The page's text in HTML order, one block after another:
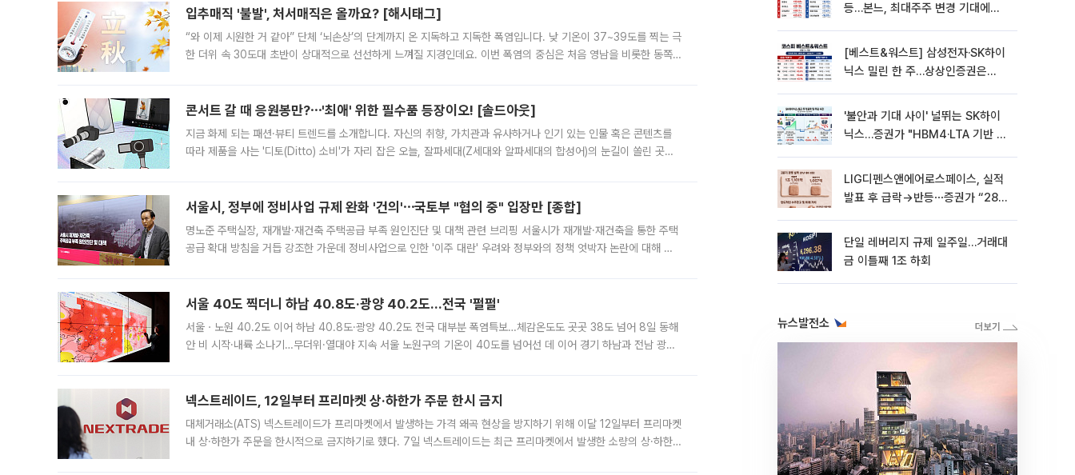
입추매직 '불발', 처서매직은 올까요? [해시태그]
“와 이제 시원한 거 같아” 단체 ‘뇌손상’의 단계까지 온 지독하고 지독한 폭염입니다. 낮 기온이 37~39도를 찍는 극
한 더위 속 30도대 초반이 상대적으로 선선하게 느껴질 지경인데요. 이번 폭염의 중심은 처음 영남을 비롯한 동쪽
콘서트 갈 때 응원봉만?⋯'최애' 위한 필수품 등장이오! [솔드아웃]
지금 화제 되는 패션·뷰티 트렌드를 소개합니다. 자신의 취향, 가치관과 유사하거나 인기 있는 인물 혹은 콘텐츠를
따라 제품을 사는 '디토(Ditto) 소비'가 자리 잡은 오늘, 잘파세대(Z세대와 알파세대의 합성어)의 눈길이 쏠린 곳은
서울시, 정부에 정비사업 규제 완화 '건의'⋯국토부 "협의 중" 입장만 [종합]
명노준 주택실장, 재개발·재건축 주택공급 부족 원인진단 및 대책 관련 브리핑 서울시가 재개발·재건축을 통한 주택
공급 확대 방침을 거듭 강조한 가운데 정비사업으로 인한 '이주 대란' 우려와 정부와의 정책 엇박자 논란에 대해 정
서울 40도 찍더니 하남 40.8도·광양 40.2도…전국 '펄펄'
서울ㆍ노원 40.2도 이어 하남 40.8도·광양 40.2도 전국 대부분 폭염특보…체감온도도 곳곳 38도 넘어 8일 동해
안 비 시작·내륙 소나기…무더위·열대야 지속 서울 노원구의 기온이 40도를 넘어선 데 이어 경기 하남과 전남 광양
넥스트레이드, 12일부터 프리마켓 상·하한가 주문 한시 금지
대체거래소(ATS) 넥스트레이드가 프리마켓에서 발생하는 가격 왜곡 현상을 방지하기 위해 이달 12일부터 프리마켓
내 상·하한가 주문을 한시적으로 금지하기로 했다. 7일 넥스트레이드는 최근 프리마켓에서 발생한 소량의 상·하한
등…본느, 최대주주 변경 기대에
[베스트&워스트] 삼성전자·SK하이
닉스 밀린 한 주…상상인증권은
'불안과 기대 사이' 널뛰는 SK하이
닉스…증권가 "HBM4·LTA 기반 펀
LIG디펜스앤에어로스페이스, 실적
발표 후 급락→반등⋯증권가 “28년
단일 레버리지 규제 일주일…거래대
금 이틀째 1조 하회
뉴스발전소